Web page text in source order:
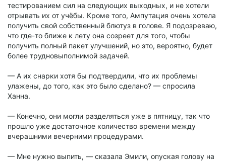
тестированием сил на следующих выходных, и не хотели
отрывать их от учёбы. Кроме того, Ампутация очень хотела
получить свой собственный блютуз в голове. Я подозреваю,
что где-то ближе к лету она созреет для того, чтобы
получить полный пакет улучшений, но это, вероятно, будет
более трудновыполнимой задачей.
— А их снарки хотя бы подтвердили, что их проблемы
улажены, до того, как это было сделано? — спросила
Ханна.
— Конечно, они могли разделяться уже в пятницу, так что
прошло уже достаточное количество времени между
вчерашними вечерними процедурами.
— Мне нужно выпить, — сказала Эмили, опуская голову на